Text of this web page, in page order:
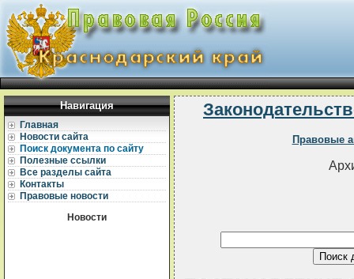
Навигация
Главная
Новости сайта
Поиск документа по сайту
Полезные ссылки
Все разделы сайта
Контакты
Правовые новости
Новости
Правовые